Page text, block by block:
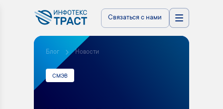
Связаться с нами
Блог Новости
СМЭВ